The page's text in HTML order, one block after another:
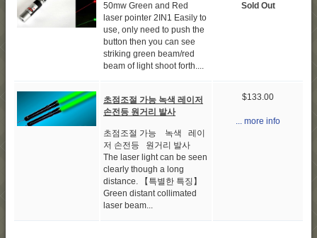
50mw Green and Red
laser pointer 2IN1 Easily to
use, only need to push the
button then you can see
striking green beam/red
beam of light shoot forth....
Sold Out
초점조절 가능 녹색 레이저
손전등 원거리 발사
초점조절 가능 녹색 레이
저 손전등 원거리 발사
The laser light can be seen
clearly though a long
distance. 【특별한 특징】
Green distant collimated
laser beam...
$133.00
... more info